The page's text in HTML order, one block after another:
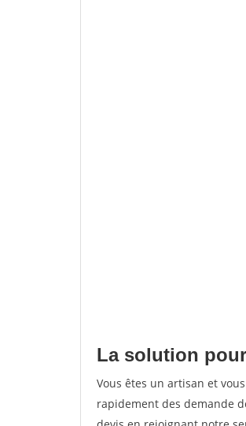
La solution
Vous êtes un artisan et
rapidement des demande